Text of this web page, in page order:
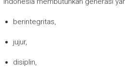
berintegritas,
jujur,
disiplin,